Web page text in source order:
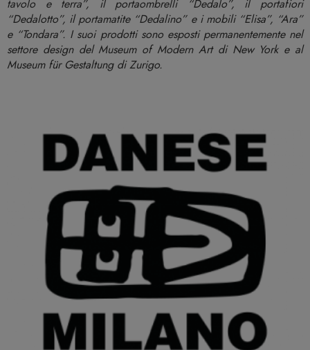
tavolo e terra”, il portaombrelli “Dedalo”, il portafiori
“Dedalotto”, il portamatite “Dedalino” e i mobili “Elisa”, “Ara”
e “Tondara”. I suoi prodotti sono esposti permanentemente nel
settore design del Museum of Modern Art di New York e al
Museum für Gestaltung di Zurigo.